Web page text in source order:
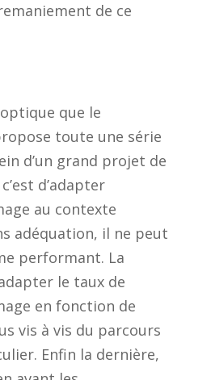
de ce
que le
toute une série
d’un grand projet de
d’adapter
au contexte
adéquation, il ne peut
performant. La
le taux de
en fonction de
vis à vis du parcours
Enfin la dernière,